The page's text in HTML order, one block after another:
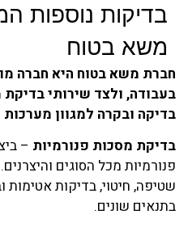
בדיקות נוספות
משא בטוח
חברת משא בטוח היא חברה
בעבודה, ולצד שירותי
בדיקה ובקרה למגוון מערכות
בדיקת מסכות פנורמיות –
פנורמיות מכל הסוגים
שטיפה, חיטוי, בדיקות
בתנאים שונים.